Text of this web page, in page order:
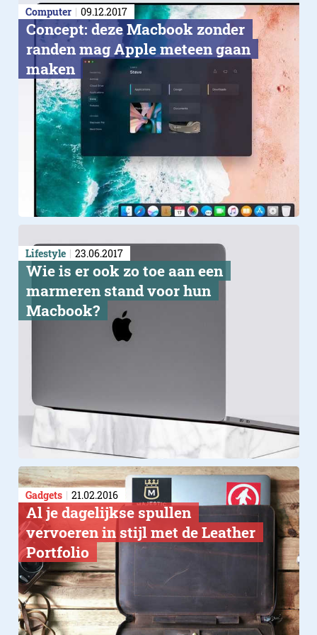
Computer 09.12.2017
Concept: deze Macbook zonder
randen mag Apple meteen gaan
maken
Lifestyle 23.06.2017
Wie is er ook zo toe aan een
marmeren stand voor hun
Macbook?
Gadgets 21.02.2016
Al je dagelijkse spullen
vervoeren in stijl met de Leather
Portfolio